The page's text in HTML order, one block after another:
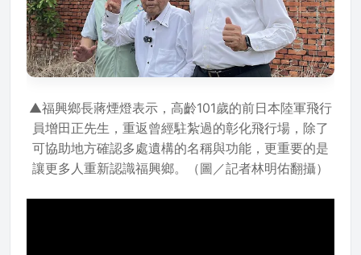
▲福興鄉長蔣煙燈表示，高齡101歲的前日本陸軍飛行
員增田正先生，重返曾經駐紮過的彰化飛行場，除了
可協助地方確認多處遺構的名稱與功能，更重要的是
讓更多人重新認識福興鄉。（圖／記者林明佑翻攝）